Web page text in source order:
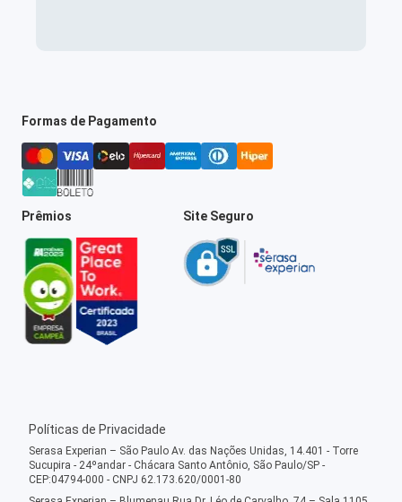
Formas de Pagamento
Prêmios Site Seguro
Políticas de Privacidade
Serasa Experian – São Paulo Av. das Nações Unidas, 14.401 - Torre
Sucupira - 24ºandar - Chácara Santo Antônio, São Paulo/SP -
CEP:04794-000 - CNPJ 62.173.620/0001-80